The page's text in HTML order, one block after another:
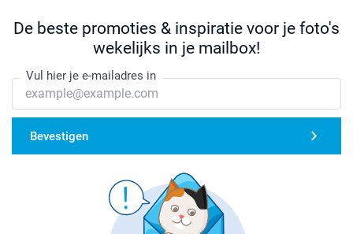
De beste promoties & inspiratie voor je foto's
wekelijks in je mailbox!
Vul hier je e-mailadres in
Bevestigen